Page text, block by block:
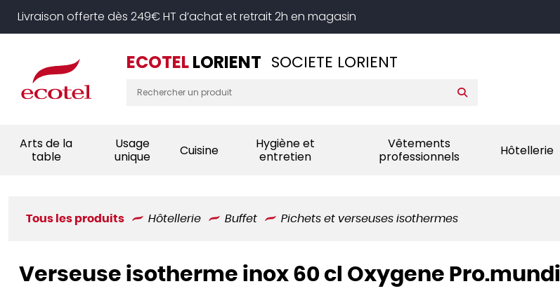
Livraison offerte dès 249€ HT d’achat et retrait 2h en magasin
ECOTELLORIENT SOCIETE LORIENT
Arts de la
table
Usage
unique
Cuisine
Hygiène et
entretien
Vêtements
professionnels
Hôtellerie
Tous les produits Hôtellerie Buffet Pichets et verseuses isothermes
Verseuse isotherme inox 60 cl Oxygene Pro.mundi
Panneau de gestion des cookies